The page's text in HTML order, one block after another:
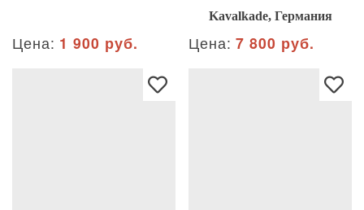
Цена: 1 900 руб.
Kavalkade, Германия
Цена: 7 800 руб.